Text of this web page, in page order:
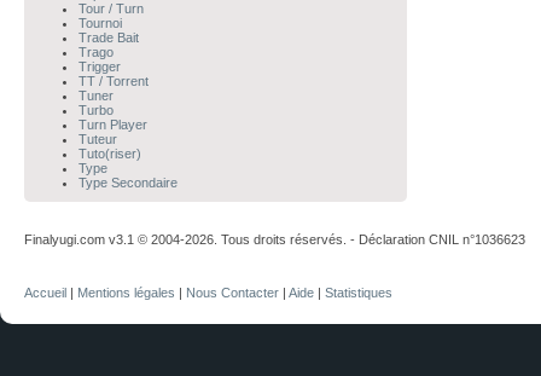
Tour / Turn
Tournoi
Trade Bait
Trago
Trigger
TT / Torrent
Tuner
Turbo
Turn Player
Tuteur
Tuto(riser)
Type
Type Secondaire
Finalyugi.com v3.1 © 2004-2026. Tous droits réservés. - Déclaration CNIL n°1036623
Accueil Mentions légales Nous Contacter Aide Statistiques